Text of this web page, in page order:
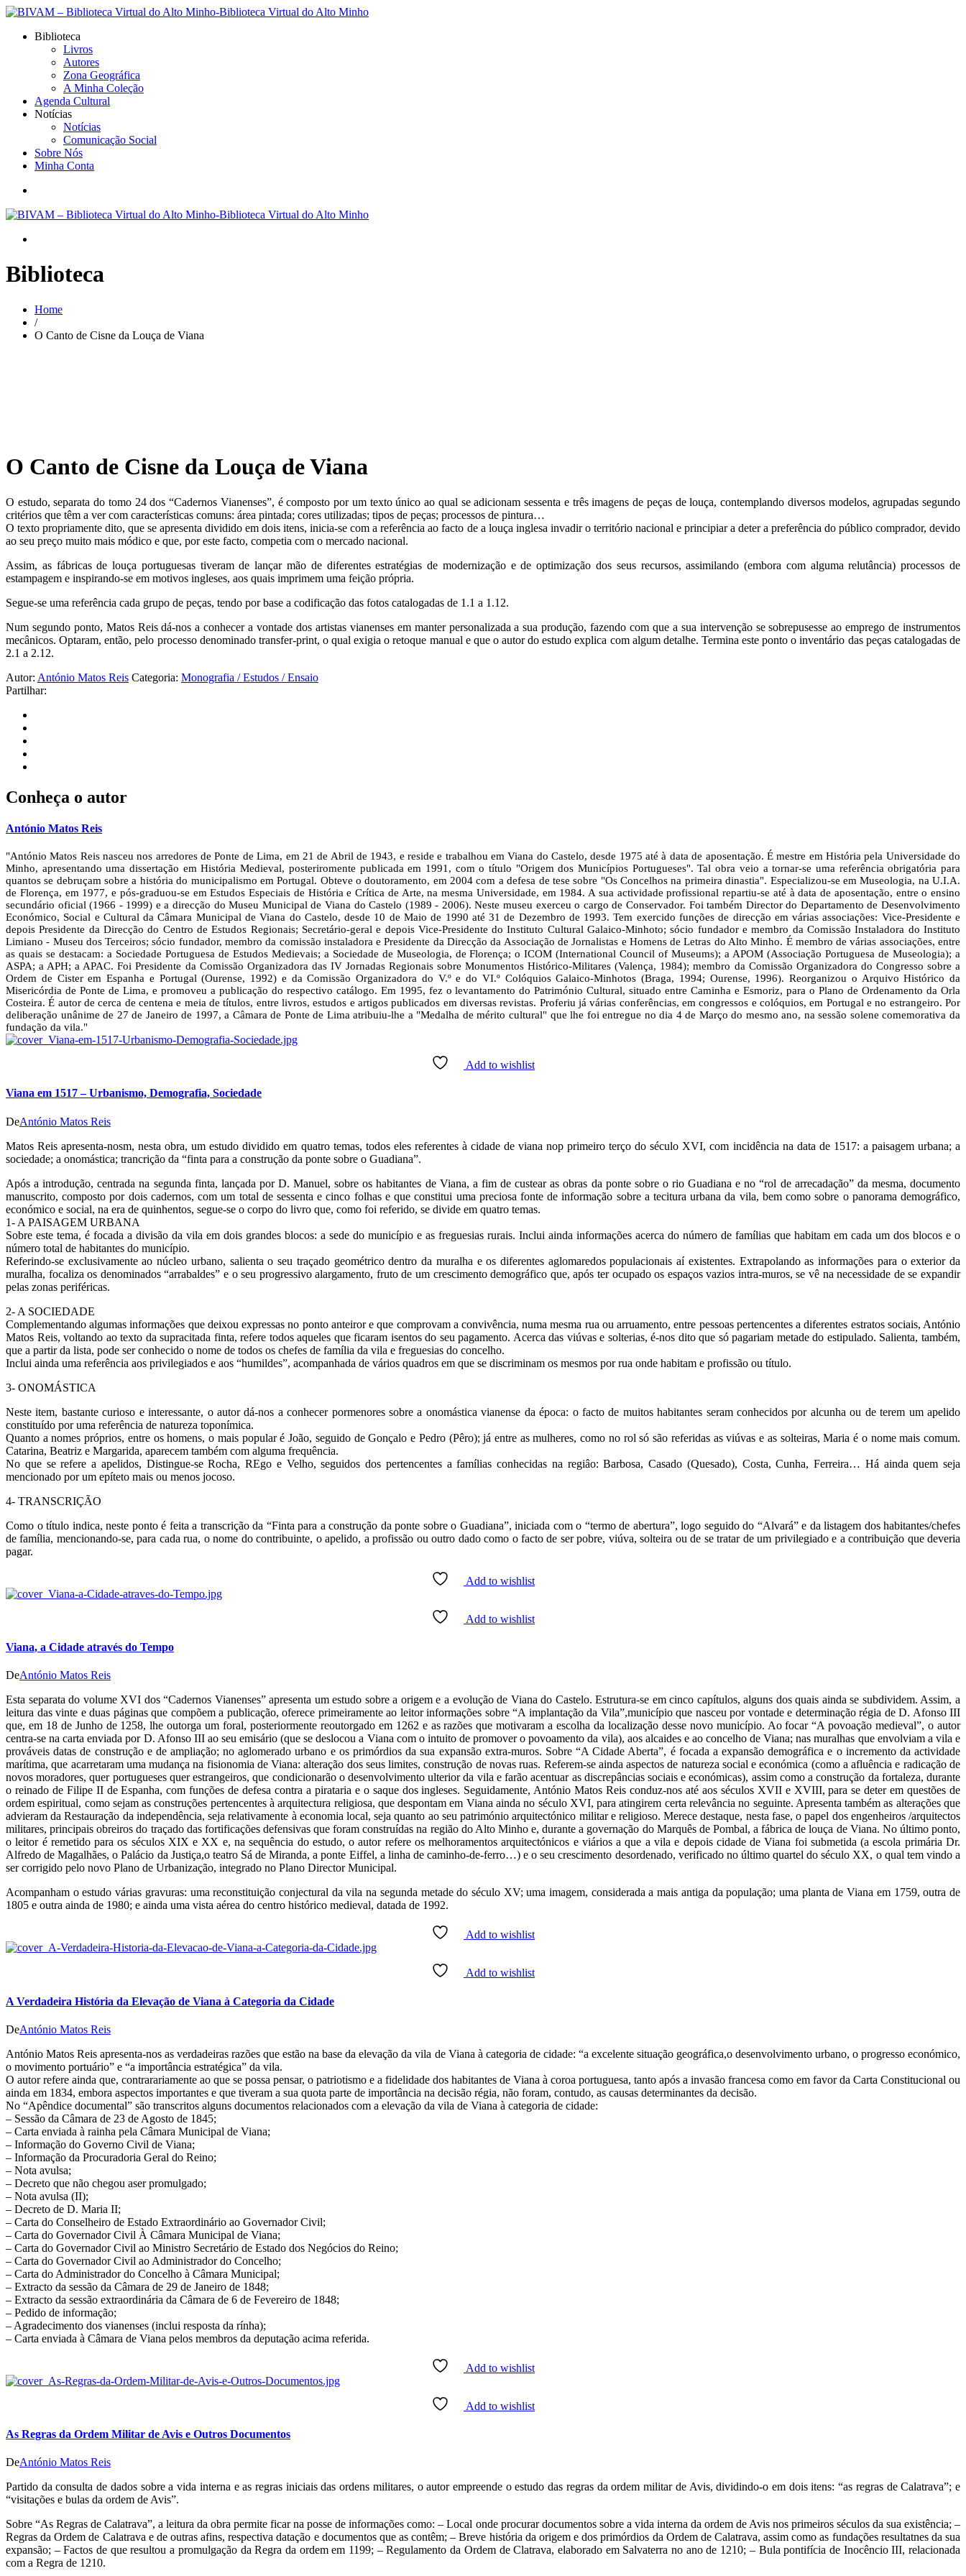
Biblioteca
Livros
Autores
Zona Geográfica
A Minha Coleção
Agenda Cultural
Notícias
Notícias
Comunicação Social
Sobre Nós
Minha Conta
Biblioteca
Home
/
O Canto de Cisne da Louça de Viana
O Canto de Cisne da Louça de Viana
O estudo, separata do tomo 24 dos “Cadernos Vianenses”, é composto por um texto único ao qual se adicionam sessenta e três imagens de peças de louça, contemplando diversos modelos, agrupadas segundo
critérios que têm a ver com características comuns: área pintada; cores utilizadas; tipos de peças; processos de pintura…
O texto propriamente dito, que se apresenta dividido em dois itens, inicia-se com a referência ao facto de a louça inglesa invadir o território nacional e principiar a deter a preferência do público comprador, devido
ao seu preço muito mais módico e que, por este facto, competia com o mercado nacional.
Assim, as fábricas de louça portuguesas tiveram de lançar mão de diferentes estratégias de modernização e de optimização dos seus recursos, assimilando (embora com alguma relutância) processos de
estampagem e inspirando-se em motivos ingleses, aos quais imprimem uma feição própria.
Segue-se uma referência cada grupo de peças, tendo por base a codificação das fotos catalogadas de 1.1 a 1.12.
Num segundo ponto, Matos Reis dá-nos a conhecer a vontade dos artistas vianenses em manter personalizada a sua produção, fazendo com que a sua intervenção se sobrepusesse ao emprego de instrumentos
mecânicos. Optaram, então, pelo processo denominado transfer-print, o qual exigia o retoque manual e que o autor do estudo explica com algum detalhe. Termina este ponto o inventário das peças catalogadas de
2.1 a 2.12.
Autor: António Matos Reis Categoria: Monografia / Estudos / Ensaio
Partilhar:
Conheça o autor
António Matos Reis
"António Matos Reis nasceu nos arredores de Ponte de Lima, em 21 de Abril de 1943, e reside e trabalhou em Viana do Castelo, desde 1975 até à data de aposentação. É mestre em História pela Universidade do
Minho, apresentando uma dissertação em História Medieval, posteriromente publicada em 1991, com o título "Origem dos Municípios Portugueses". Tal obra veio a tornar-se uma referência obrigatória para
quantos se debruçam sobre a história do municipalismo em Portugal. Obteve o doutoramento, em 2004 com a defesa de tese sobre "Os Concelhos na primeira dinastia". Especializou-se em Museologia, na U.I.A.
de Florença, em 1977, e pós-graduou-se em Estudos Especiais de História e Crítica de Arte, na mesma Universidade, em 1984. A sua actividade profissional repartiu-se até à data de aposentação, entre o ensino
secundário oficial (1966 - 1999) e a direcção do Museu Municipal de Viana do Castelo (1989 - 2006). Neste museu exerceu o cargo de Conservador. Foi também Director do Departamento de Desenvolvimento
Económico, Social e Cultural da Câmara Municipal de Viana do Castelo, desde 10 de Maio de 1990 até 31 de Dezembro de 1993. Tem exercido funções de direcção em várias associações: Vice-Presidente e
depois Presidente da Direcção do Centro de Estudos Regionais; Secretário-geral e depois Vice-Presidente do Instituto Cultural Galaico‑Minhoto; sócio fundador e membro da Comissão Instaladora do Instituto
Limiano - Museu dos Terceiros; sócio fundador, membro da comissão instaladora e Presidente da Direcção da Associação de Jornalis­tas e Homens de Letras do Alto Minho. É membro de várias associações, entre
as quais se destacam: a Sociedade Portuguesa de Estudos Medie­vais; a Sociedade de Museologia, de Florença; o ICOM (International Council of Museums); a APOM (Associação Portuguesa de Museologia); a
ASPA; a APH; a APAC. Foi Presidente da Comissão Organizadora das IV Jornadas Regionais sobre Monumentos Histórico‑Militares (Valença, 1984); membro da Comissão Organizadora do Congresso sobre a
Ordem de Cister em Espanha e Portugal (Ourense, 1992) e da Comissão Organizadora do V.º e do VI.º Colóquios Galaico-Minhotos (Braga, 1994; Ourense, 1996). Reorganizou o Arquivo Histórico da
Misericórdia de Ponte de Lima, e promoveu a publicação do respectivo catálogo. Em 1995, fez o levantamento do Património Cultural, situado entre Caminha e Esmoriz, para o Plano de Ordenamento da Orla
Costeira. É autor de cerca de centena e meia de títulos, entre livros, estudos e artigos publicados em diversas revistas. Proferiu já várias conferências, em congressos e colóquios, em Portugal e no estrangeiro. Por
deliberação unânime de 27 de Janeiro de 1997, a Câmara de Ponte de Lima atribuiu-lhe a "Medalha de mérito cultural" que lhe foi entregue no dia 4 de Março do mesmo ano, na sessão solene comemorativa da
fundação da vila."
Add to wishlist
Viana em 1517 – Urbanismo, Demografia, Sociedade
DeAntónio Matos Reis
Matos Reis apresenta-nosm, nesta obra, um estudo dividido em quatro temas, todos eles referentes à cidade de viana nop primeiro terço do século XVI, com incidência na data de 1517: a paisagem urbana; a
sociedade; a onomástica; trancrição da “finta para a construção da ponte sobre o Guadiana”.
Após a introdução, centrada na segunda finta, lançada por D. Manuel, sobre os habitantes de Viana, a fim de custear as obras da ponte sobre o rio Guadiana e no “rol de arrecadação” da mesma, documento
manuscrito, composto por dois cadernos, com um total de sessenta e cinco folhas e que constitui uma preciosa fonte de informação sobre a tecitura urbana da vila, bem como sobre o panorama demográfico,
económico e social, na era de quinhentos, segue-se o corpo do livro que, como foi referido, se divide em quatro temas.
1- A PAISAGEM URBANA
Sobre este tema, é focada a divisão da vila em dois grandes blocos: a sede do município e as freguesias rurais. Inclui ainda informações acerca do número de famílias que habitam em cada um dos blocos e o
número total de habitantes do município.
Referindo-se exclusivamente ao núcleo urbano, salienta o seu traçado geométrico dentro da muralha e os diferentes aglomaredos populacionais aí existentes. Extrapolando as informações para o exterior da
muralha, focaliza os denominados “arrabaldes” e o seu progressivo alargamento, fruto de um crescimento demográfico que, após ter ocupado os espaços vazios intra-muros, se vê na necessidade de se expandir
pelas zonas periféricas.
2- A SOCIEDADE
Complementando algumas informações que deixou expressas no ponto anteiror e que comprovam a convivência, numa mesma rua ou arruamento, entre pessoas pertencentes a diferentes estratos sociais, António
Matos Reis, voltando ao texto da supracitada finta, refere todos aqueles que ficaram isentos do seu pagamento. Acerca das viúvas e solterias, é-nos dito que só pagariam metade do estipulado. Salienta, também,
que a partir da lista, pode ser conhecido o nome de todos os chefes de família da vila e freguesias do concelho.
Inclui ainda uma referência aos privilegiados e aos “humildes”, acompanhada de vários quadros em que se discriminam os mesmos por rua onde habitam e profissão ou título.
3- ONOMÁSTICA
Neste item, bastante curioso e interessante, o autor dá-nos a conhecer pormenores sobre a onomástica vianense da época: o facto de muitos habitantes seram conhecidos por alcunha ou de terem um apelido
constituído por uma referência de natureza toponímica.
Quanto a nomes próprios, entre os homens, o mais popular é João, seguido de Gonçalo e Pedro (Pêro); já entre as mulheres, como no rol só são referidas as viúvas e as solteiras, Maria é o nome mais comum.
Catarina, Beatriz e Margarida, aparecem também com alguma frequência.
No que se refere a apelidos, Distingue-se Rocha, REgo e Velho, seguidos dos pertencentes a famílias conhecidas na regiâo: Barbosa, Casado (Quesado), Costa, Cunha, Ferreira… Há ainda quem seja
mencionado por um epíteto mais ou menos jocoso.
4- TRANSCRIÇÃO
Como o título indica, neste ponto é feita a transcrição da “Finta para a construção da ponte sobre o Guadiana”, iniciada com o “termo de abertura”, logo seguido do “Alvará” e da listagem dos habitantes/chefes
de família, mencionando-se, para cada rua, o nome do contribuinte, o apelido, a profissão ou outro dado como o facto de ser pobre, viúva, solteira ou de se tratar de um privilegiado e a contribuição que deveria
pagar.
Add to wishlist
Add to wishlist
Viana, a Cidade através do Tempo
DeAntónio Matos Reis
Esta separata do volume XVI dos “Cadernos Vianenses” apresenta um estudo sobre a origem e a evolução de Viana do Castelo. Estrutura-se em cinco capítulos, alguns dos quais ainda se subdividem. Assim, a
leitura das vinte e duas páginas que compõem a publicação, oferece primeiramente ao leitor informações sobre “A implantação da Vila”,município que nasceu por vontade e determinação régia de D. Afonso III
que, em 18 de Junho de 1258, lhe outorga um foral, posteriormente reoutorgado em 1262 e as razões que motivaram a escolha da localização desse novo município. Ao focar “A povoação medieval”, o autor
centra-se na carta enviada por D. Afonso III ao seu emisário (que se deslocou a Viana com o intuito de promover o povoamento da vila), aos alcaides e ao concelho de Viana; nas muralhas que envolviam a vila e
prováveis datas de construção e de ampliação; no aglomerado urbano e os primórdios da sua expansão extra-muros. Sobre “A Cidade Aberta”, é focada a expansão demográfica e o incremento da actividade
marítima, que acarretaram uma mudança na fisionomia de Viana: alteração dos seus limites, construção de novas ruas. Referem-se ainda aspectos de natureza social e económica (como a afluência e radicação de
novos moradores, quer portugueses quer estrangeiros, que condicionarão o desenvolvimento ulterior da vila e farão acentuar as discrepâncias sociais e económicas), assim como a construção da fortaleza, durante
o reinado de Filipe II de Espanha, com funções de defesa contra a pirataria e o saque dos ingleses. Seguidamente, António Matos Reis conduz-nos até aos séculos XVII e XVIII, para se deter em questões de
ordem espiritual, como sejam as construções pertencentes à arquitectura religiosa, que despontam em Viana ainda no século XVI, para atingirem certa relevância no seguinte. Apresenta também as alterações que
advieram da Restauração da independência, seja relativamente à economia local, seja quanto ao seu património arquitectónico militar e religioso. Merece destaque, nesta fase, o papel dos engenheiros /arquitectos
militares, principais obreiros do traçado das fortificações defensivas que foram construídas na região do Alto Minho e, durante a governação do Marquês de Pombal, a fábrica de louça de Viana. No último ponto,
o leitor é remetido para os séculos XIX e XX e, na sequência do estudo, o autor refere os melhoramentos arquitectónicos e viários a que a vila e depois cidade de Viana foi submetida (a escola primária Dr.
Alfredo de Magalhães, o Palácio da Justiça,o teatro Sá de Miranda, a ponte Eiffel, a linha de caminho-de-ferro…) e o seu crescimento desordenado, verificado no último quartel do século XX, o qual tem vindo a
ser corrigido pelo novo Plano de Urbanização, integrado no Plano Director Municipal.
Acompanham o estudo várias gravuras: uma reconstituição conjectural da vila na segunda metade do século XV; uma imagem, considerada a mais antiga da população; uma planta de Viana em 1759, outra de
1805 e outra ainda de 1980; e ainda uma vista aérea do centro histórico medieval, datada de 1992.
Add to wishlist
Add to wishlist
A Verdadeira História da Elevação de Viana à Categoria da Cidade
DeAntónio Matos Reis
António Matos Reis apresenta-nos as verdadeiras razões que estão na base da elevação da vila de Viana à categoria de cidade: “a excelente situação geográfica,o desenvolvimento urbano, o progresso económico,
o movimento portuário” e “a importância estratégica” da vila.
O autor refere ainda que, contrarariamente ao que se possa pensar, o patriotismo e a fidelidade dos habitantes de Viana à coroa portuguesa, tanto após a invasão francesa como em favor da Carta Constitucional ou
ainda em 1834, embora aspectos importantes e que tiveram a sua quota parte de importância na decisão régia, não foram, contudo, as causas determinantes da decisão.
No “Apêndice documental” são transcritos alguns documentos relacionados com a elevação da vila de Viana à categoria de cidade:
– Sessão da Câmara de 23 de Agosto de 1845;
– Carta enviada à rainha pela Câmara Municipal de Viana;
– Informação do Governo Civil de Viana;
– Informação da Procuradoria Geral do Reino;
– Nota avulsa;
– Decreto que não chegou aser promulgado;
– Nota avulsa (II);
– Decreto de D. Maria II;
– Carta do Conselheiro de Estado Extraordinário ao Governador Civil;
– Carta do Governador Civil À Câmara Municipal de Viana;
– Carta do Governador Civil ao Ministro Secretário de Estado dos Negócios do Reino;
– Carta do Governador Civil ao Administrador do Concelho;
– Carta do Administrador do Concelho à Câmara Municipal;
– Extracto da sessão da Câmara de 29 de Janeiro de 1848;
– Extracto da sessão extraordinária da Câmara de 6 de Fevereiro de 1848;
– Pedido de informação;
– Agradecimento dos vianenses (inclui resposta da rínha);
– Carta enviada à Câmara de Viana pelos membros da deputação acima referida.
Add to wishlist
Add to wishlist
As Regras da Ordem Militar de Avis e Outros Documentos
DeAntónio Matos Reis
Partido da consulta de dados sobre a vida interna e as regras iniciais das ordens militares, o autor empreende o estudo das regras da ordem militar de Avis, dividindo-o em dois itens: “as regras de Calatrava”; e
“visitações e bulas da ordem de Avis”.
Sobre “As Regras de Calatrava”, a leitura da obra permite ficar na posse de informações como: – Local onde procurar documentos sobre a vida interna da ordem de Avis nos primeiros séculos da sua existência; –
Regras da Ordem de Calatrava e de outras afins, respectiva datação e documentos que as contêm; – Breve história da origem e dos primórdios da Ordem de Calatrava, assim como as fundações resultatnes da sua
expansão; – Factos de que resultou a promulgação da Regra da ordem em 1199; – Regulamento da Ordem de Clatrava, elaborado em Salvaterra no ano de 1210; – Bula pontifícia de Inocêncio III, relacionada
com a Regra de 1210.